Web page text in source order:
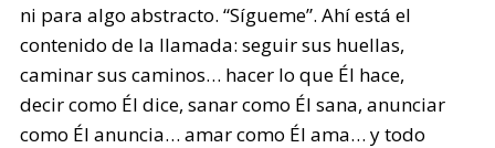
ni para algo abstracto. “Sígueme”. Ahí está el
contenido de la llamada: seguir sus huellas,
caminar sus caminos… hacer lo que Él hace,
decir como Él dice, sanar como Él sana, anunciar
como Él anuncia… amar como Él ama… y todo